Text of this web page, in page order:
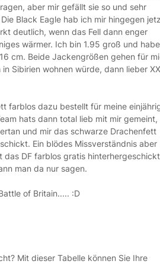
aber mir gefällt sie so und sehr
Black Eagle hab ich mir hingegen
deutlich, wenn das Fell dann enger
wärmer. Ich bin 1.95 groß und habe
cm. Beide Jackengrößen gehen für
Sibirien wohnen würde, dann lieber
farblos dazu bestellt für meine
hats dann total lieb mit mir gemeint,
und mir das schwarze Drachenfett
Ein blödes Missverständnis aber
das DF farblos gratis
man da nur sagen.
of Britain..... :D
Mit dieser Tabelle können Sie Ihre